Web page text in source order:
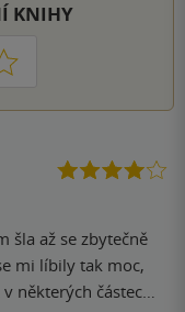
KNIHY
šla až se zbytečně
mi líbily tak moc,
některých částech